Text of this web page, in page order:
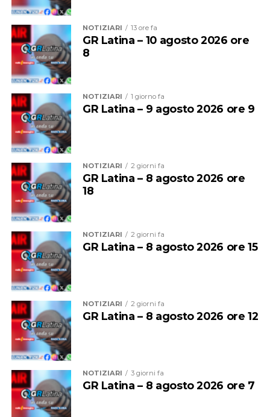
Al 21 luglio erano 11 i nidi di tartaruga marina Caretta
caretta censiti sulle coste del Lazio, tra Torvaianica e
Sperlonga.
NOTIZIARI 13 ore fa
GR Latina – 10 agosto 2026 ore
8
NOTIZIARI 1 giorno fa
GR Latina – 9 agosto 2026 ore 9
NOTIZIARI 2 giorni fa
GR Latina – 8 agosto 2026 ore
18
NOTIZIARI 2 giorni fa
GR Latina – 8 agosto 2026 ore 15
NOTIZIARI 2 giorni fa
GR Latina – 8 agosto 2026 ore 12
NOTIZIARI 3 giorni fa
GR Latina – 8 agosto 2026 ore 7